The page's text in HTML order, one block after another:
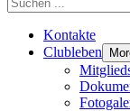
Kontakte
Clubleben